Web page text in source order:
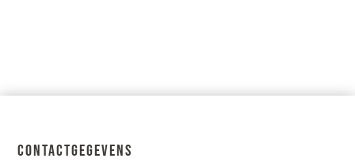
Contactgegevens